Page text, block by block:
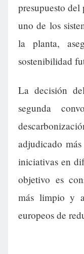
presupuesto
uno de los
la planta,
sostenibilidad
La decisión
segunda
adjudicado
iniciativas en
objetivo es
más limpio y
europeos de